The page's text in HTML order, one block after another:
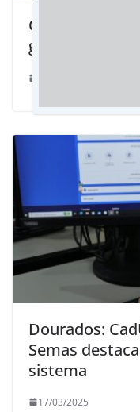
Cabeleireiro
ganhou livro
Dourados:
Semas
sistema
17/03/2025